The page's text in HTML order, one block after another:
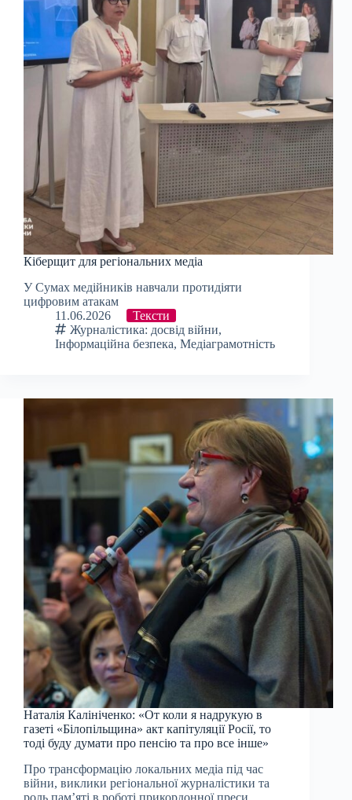
Кіберщит для регіональних медіа
У Сумах медійників навчали протидіяти
цифровим атакам
11.06.2026
Тексти
Журналістика: досвід війни,
Інформаційна безпека, Медіаграмотність
Наталія Калініченко: «От коли я надрукую в
газеті «Білопільщина» акт капітуляції Росії, то
тоді буду думати про пенсію та про все інше»
Про трансформацію локальних медіа під час
війни, виклики регіональної журналістики та